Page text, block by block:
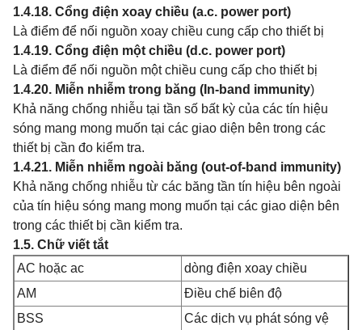
1.4.18. Cổng điện xoay chiều (a.c. power port)
Là điểm để nối nguồn xoay chiều cung cấp cho thiết bị
1.4.19. Cổng điện một chiều (d.c. power port)
Là điểm để nối nguồn một chiều cung cấp cho thiết bị
1.4.20. Miễn nhiễm trong băng (In-band immunity)
Khả năng chống nhiễu tại tần số bất kỳ của các tín hiệu
sóng mang mong muốn tại các giao diện bên trong các
thiết bị cần đo kiểm tra.
1.4.21. Miễn nhiễm ngoài băng (out-of-band immunity)
Khả năng chống nhiễu từ các băng tần tín hiệu bên ngoài
của tín hiệu sóng mang mong muốn tại các giao diện bên
trong các thiết bị cần kiểm tra.
1.5. Chữ viết tắt
AC hoặc ac
dòng điện xoay chiều
AM
Điều chế biên độ
BSS
Các dịch vụ phát sóng vệ